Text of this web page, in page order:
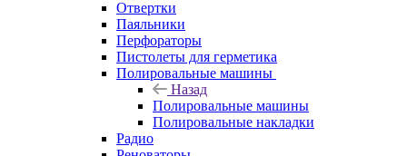
Отвертки
Паяльники
Перфораторы
Пистолеты для герметика
Полировальные машины
Назад
Полировальные машины
Полировальные накладки
Радио